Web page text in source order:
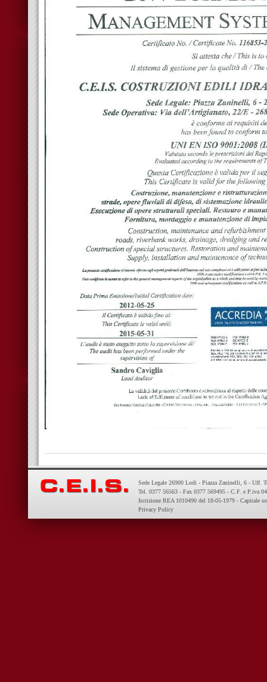
Sede Legale 26900 Lodi - Piazza Zaninelli, 6 - Uff.
Tel. 0377 56563 - Fax 0377 569495 - C.F. e P.iva
Iscrizione REA 1010490 del 18-05-1979 - Capitale
Privacy Policy